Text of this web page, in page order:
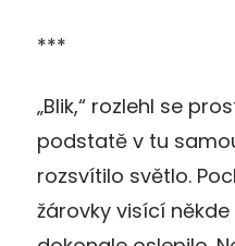
***
„Blik,“ rozlehl se
podstatě v tu
rozsvítilo světlo.
žárovky visící